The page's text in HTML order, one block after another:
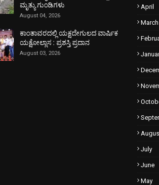
ಮೃತ್ಯು ಗುಂಡಿಗಳು
August 04, 2026
ಕಾಂತಾವರದಲ್ಲಿ ಯಕ್ಷದೇಗುಲದ ವಾರ್ಷಿಕ
ಯಕ್ಷೋಲ್ಲಾಸ : ಪ್ರಶಸ್ತಿ ಪ್ರದಾನ
August 03, 2026
April
March
July
June
May